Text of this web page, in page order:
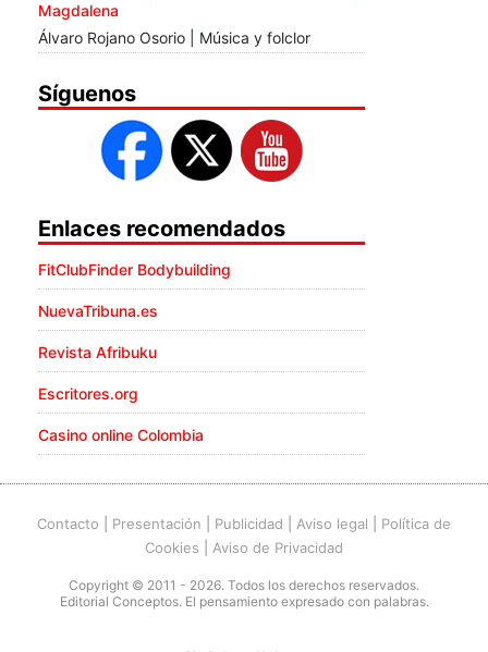
Magdalena
Álvaro Rojano Osorio | Música y folclor
Síguenos
Enlaces recomendados
FitClubFinder Bodybuilding
NuevaTribuna.es
Revista Afribuku
Escritores.org
Casino online Colombia
Contacto Presentación Publicidad Aviso legal
Política de
Cookies
Aviso de Privacidad
Copyright © 2011 - 2026. Todos los derechos reservados.
Editorial Conceptos. El pensamiento expresado con palabras.